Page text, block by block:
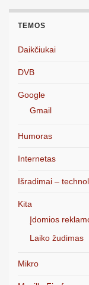
TEMOS
Daikčiukai
DVB
Google
Gmail
Humoras
Internetas
Išradimai –
Kita
Įdomios
Laiko žudimas
Mikro